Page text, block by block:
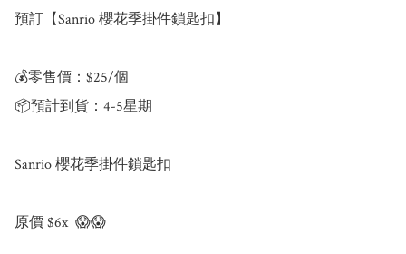
預訂【Sanrio 櫻花季掛件鎖匙扣】
💰零售價：$25/個
📦預計到貨：4-5星期
Sanrio 櫻花季掛件鎖匙扣
原價 $6x  😱😱